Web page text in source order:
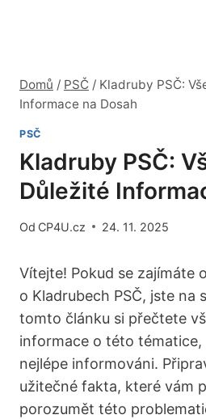
Domů / PSČ / Kladruby PSČ:
Informace na Dosah
PSČ
Kladruby PSČ:
Důležité
Od CP4U.cz 24. 11. 2025
Vítejte! Pokud se zajímáte
o Kladrubech PSČ, jste na
tomto článku si přečtete
informace o této tématice,
nejlépe informováni.
užitečné fakta, které vám
porozumět této